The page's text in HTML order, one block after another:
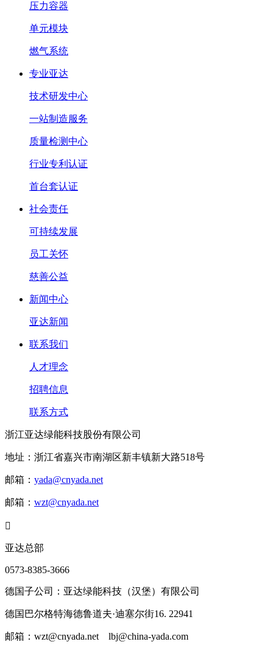
压力容器
单元模块
燃气系统
专业亚达
技术研发中心
一站制造服务
质量检测中心
行业专利认证
首台套认证
社会责任
可持续发展
员工关怀
慈善公益
新闻中心
亚达新闻
联系我们
人才理念
招聘信息
联系方式
浙江亚达绿能科技股份有限公司
地址：浙江省嘉兴市南湖区新丰镇新大路518号
邮箱： yada@cnyada.net
邮箱： wzt@cnyada.net

亚达总部
0573-8385-3666
德国子公司：亚达绿能科技（汉堡）有限公司
德国巴尔格特海德鲁道夫·迪塞尔街16. 22941
邮箱：wzt@cnyada.net lbj@china-yada.com